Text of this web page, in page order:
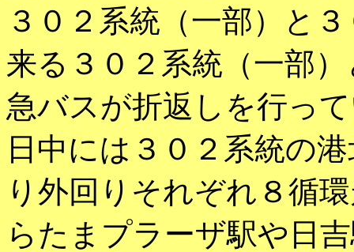
３０２系統（一部）と
来る３０２系統（一部
急バスが折返しを行っ
日中には３０２系統の
り外回りそれぞれ８循
らたまプラーザ駅や日